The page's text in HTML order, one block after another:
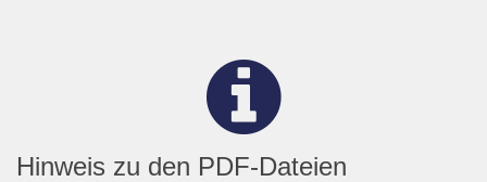
Hinweis zu den PDF-Dateien